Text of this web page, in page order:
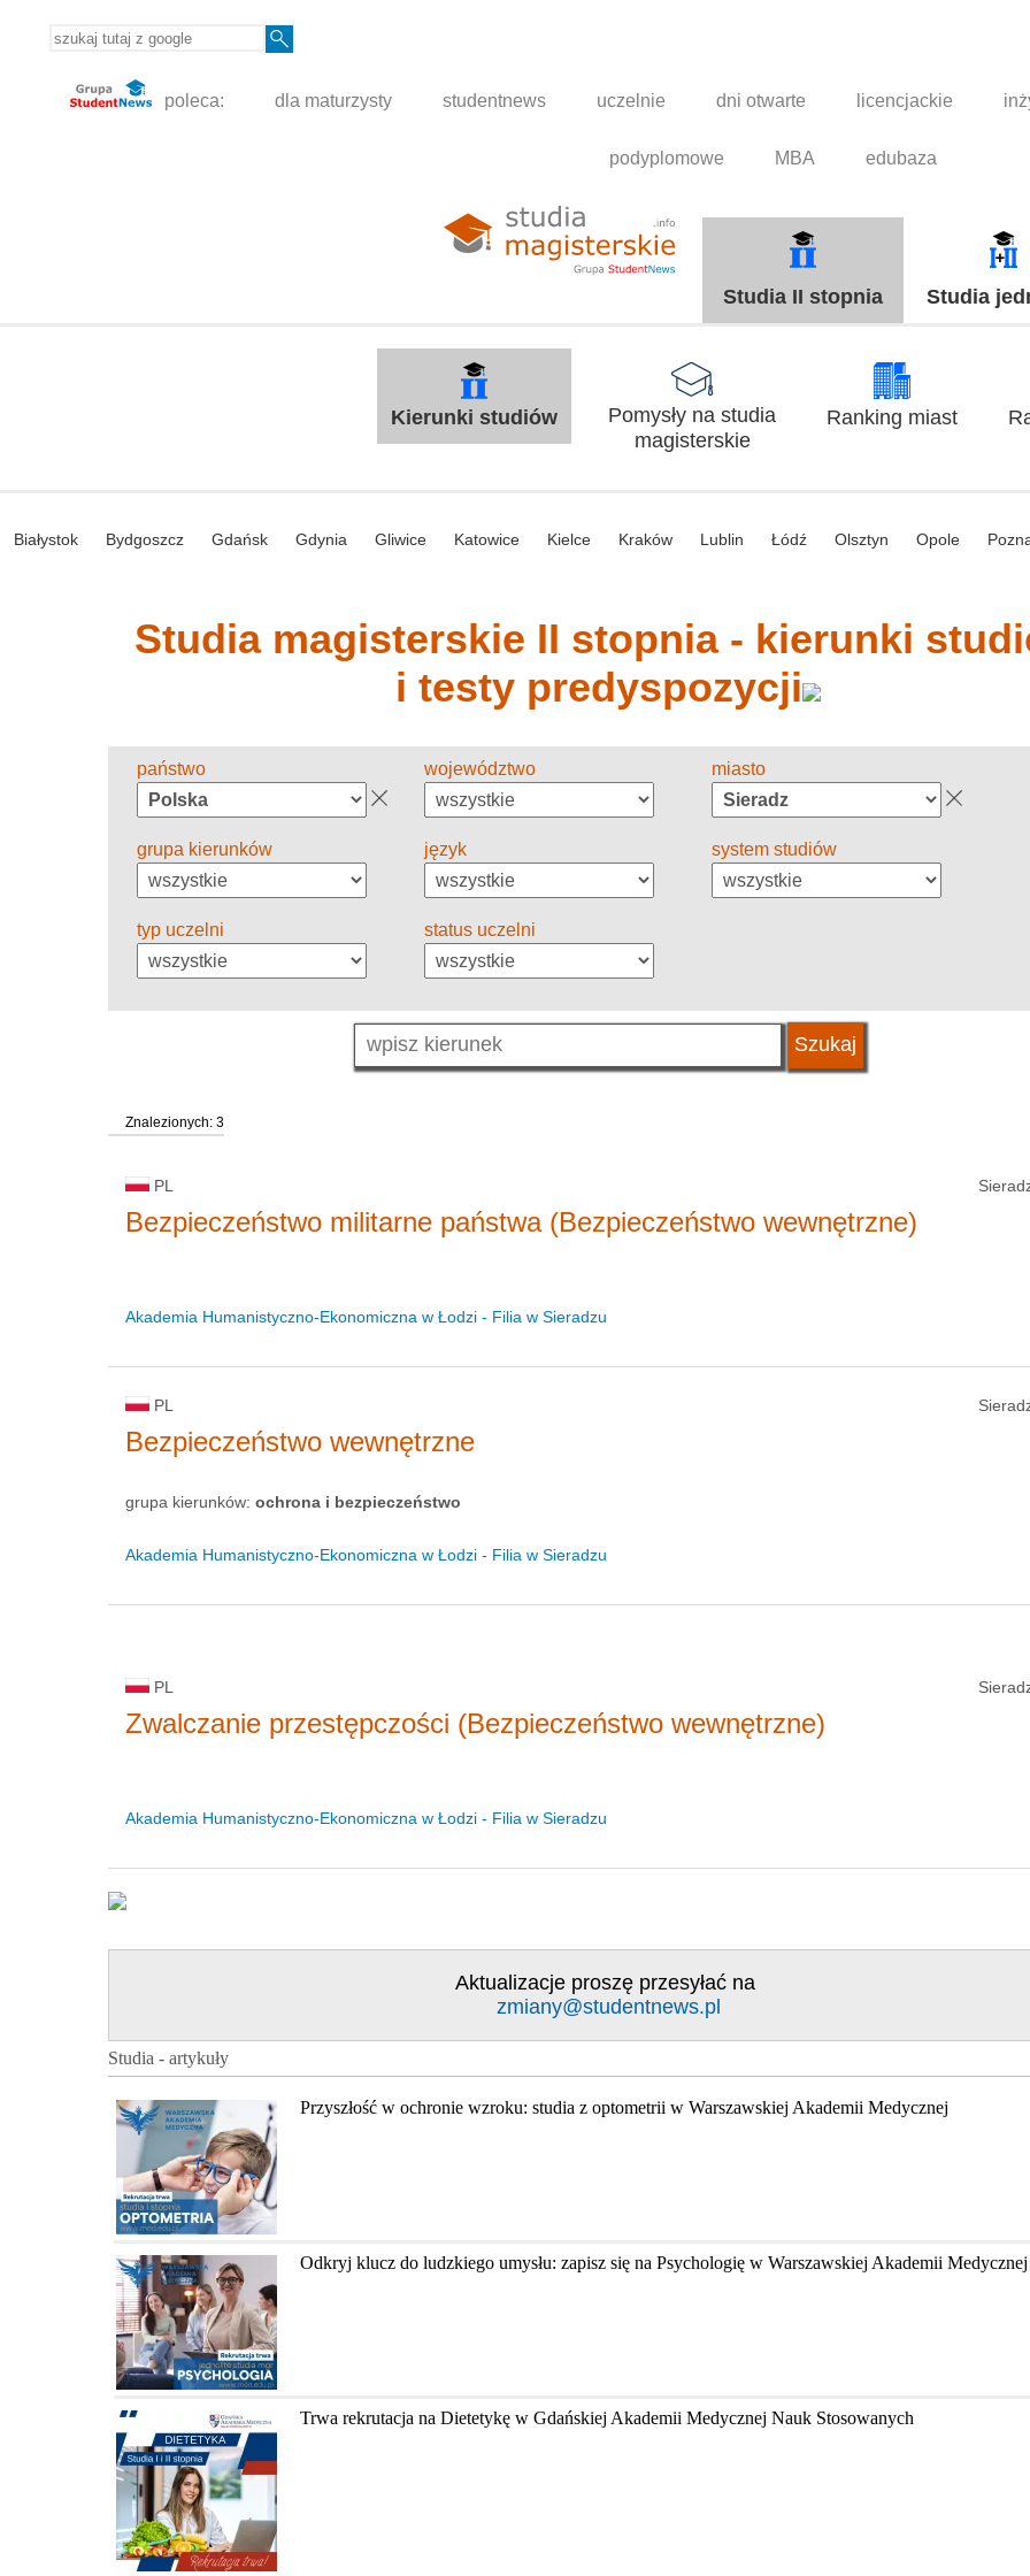
poleca: dla maturzysty studentnews uczelnie dni otwarte licencjackie
podyplomowe MBA edubaza
Studia II stopnia Studia
Kierunki studiów
Pomysły na studia
magisterskie
Ranking miast
Białystok Bydgoszcz Gdańsk Gdynia Gliwice Katowice Kielce Kraków Lublin Łódź Olsztyn Opole
Studia magisterskie II stopnia - kierunki
i testy predyspozycji
państwo województwo miasto
grupa kierunków język system studiów
typ uczelni status uczelni
Znalezionych: 3
PL
Bezpieczeństwo militarne państwa (Bezpieczeństwo wewnętrzne)
Akademia Humanistyczno-Ekonomiczna w Łodzi - Filia w Sieradzu
PL
Bezpieczeństwo wewnętrzne
grupa kierunków: ochrona i bezpieczeństwo
Akademia Humanistyczno-Ekonomiczna w Łodzi - Filia w Sieradzu
PL
Zwalczanie przestępczości (Bezpieczeństwo wewnętrzne)
Akademia Humanistyczno-Ekonomiczna w Łodzi - Filia w Sieradzu
Aktualizacje proszę przesyłać na
zmiany@studentnews.pl
Studia - artykuły
Przyszłość w ochronie wzroku: studia z optometrii w Warszawskiej Akademii Medycznej
Odkryj klucz do ludzkiego umysłu: zapisz się na Psychologię w Warszawskiej Akademii Medycznej
Trwa rekrutacja na Dietetykę w Gdańskiej Akademii Medycznej Nauk Stosowanych